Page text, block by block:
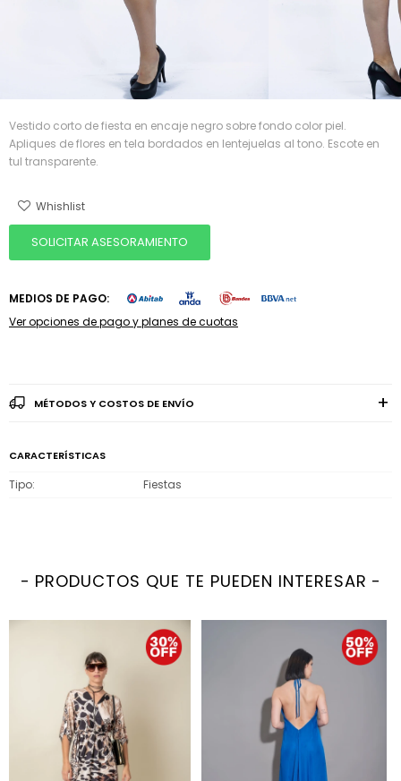
Vestido corto de fiesta en encaje negro sobre fondo color piel.
Apliques de flores en tela bordados en lentejuelas al tono. Escote en
tul transparente.
SOLICITAR ASESORAMIENTO
MEDIOS DE PAGO:
Ver opciones de pago y planes de cuotas
MÉTODOS Y COSTOS DE ENVÍO
CARACTERÍSTICAS
Tipo Fiestas
PRODUCTOS QUE TE PUEDEN INTERESAR